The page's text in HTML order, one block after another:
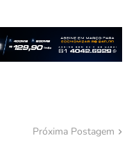
Próxima Postagem